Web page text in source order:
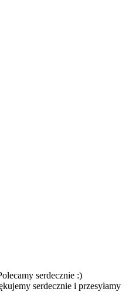
serdecznie :)
serdecznie i przesyłamy